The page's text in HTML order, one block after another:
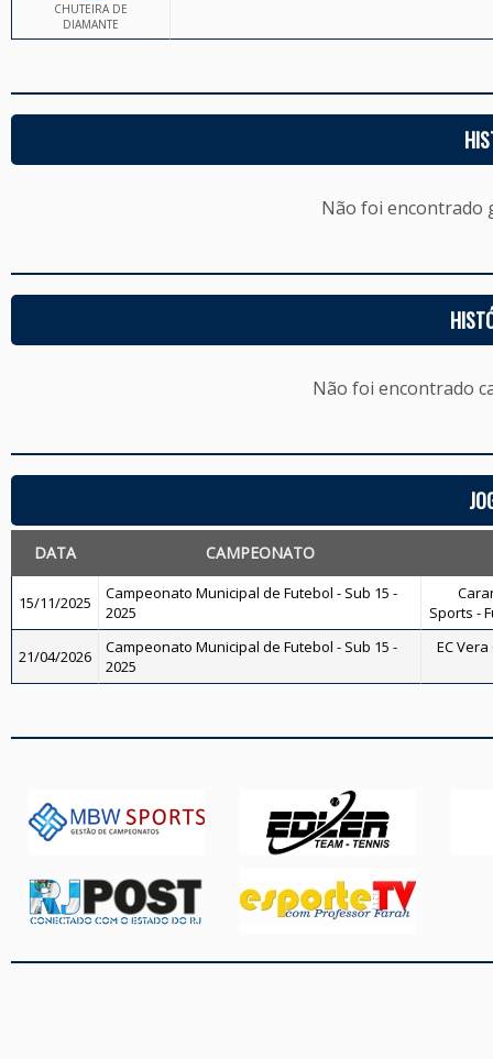
CHUTEIRA DE
DIAMANTE
Não foi encontrado
Não foi encontrado
DATA CAMPEONATO
15/11/2025
Campeonato Municipal de Futebol - Sub 15 -
2025
Sports -
21/04/2026
Campeonato Municipal de Futebol - Sub 15 -
2025
EC